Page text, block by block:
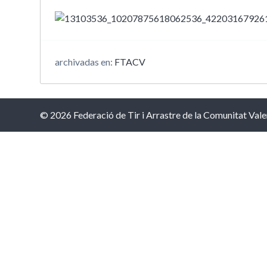
archivadas en: FTACV
© 2026 Federació de Tir i Arrastre de la Comunitat